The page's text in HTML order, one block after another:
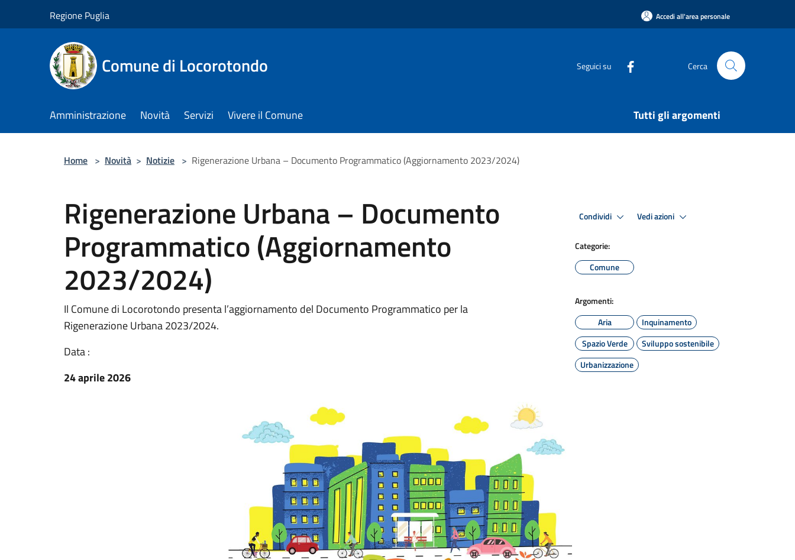
Regione Puglia Accedi all'area personale
Comune di Locorotondo Seguici su Cerca
Amministrazione Novità Servizi Vivere il Comune Tutti gli argomenti
Home > Novità > Notizie > Rigenerazione Urbana – Documento Programmatico (Aggiornamento 2023/2024)
Rigenerazione Urbana – Documento
Programmatico (Aggiornamento
2023/2024)
Il Comune di Locorotondo presenta l’aggiornamento del Documento Programmatico per la
Rigenerazione Urbana 2023/2024.
Data :
24 aprile 2026
Condividi Vedi azioni
Categorie:
Comune
Argomenti:
Aria
Inquinamento
Spazio Verde
Sviluppo sostenibile
Urbanizzazione